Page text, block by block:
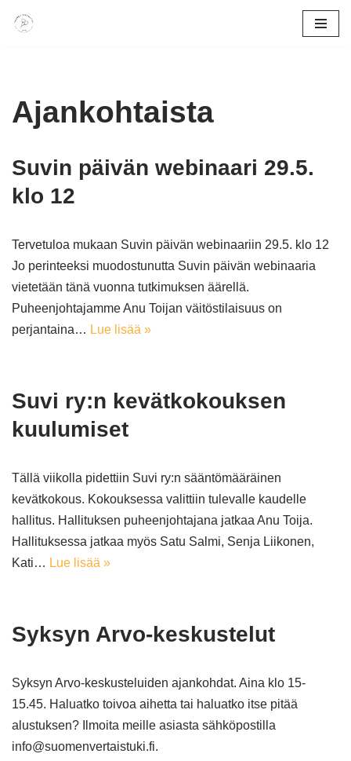
Ajankohtaista
Suvin päivän webinaari 29.5.
klo 12
Tervetuloa mukaan Suvin päivän webinaariin 29.5. klo 12
Jo perinteeksi muodostunutta Suvin päivän webinaaria
vietetään tänä vuonna tutkimuksen äärellä.
Puheenjohtajamme Anu Toijan väitöstilaisuus on
perjantaina… Lue lisää »
Suvi ry:n kevätkokouksen
kuulumiset
Tällä viikolla pidettiin Suvi ry:n sääntömääräinen
kevätkokous. Kokouksessa valittiin tulevalle kaudelle
hallitus. Hallituksen puheenjohtajana jatkaa Anu Toija.
Hallituksessa jatkaa myös Satu Salmi, Senja Liikonen,
Kati… Lue lisää »
Syksyn Arvo-keskustelut
Syksyn Arvo-keskusteluiden ajankohdat. Aina klo 15-
15.45. Haluatko toivoa aihetta tai haluatko itse pitää
alustuksen? Ilmoita meille asiasta sähköpostilla
info@suomenvertaistuki.fi.